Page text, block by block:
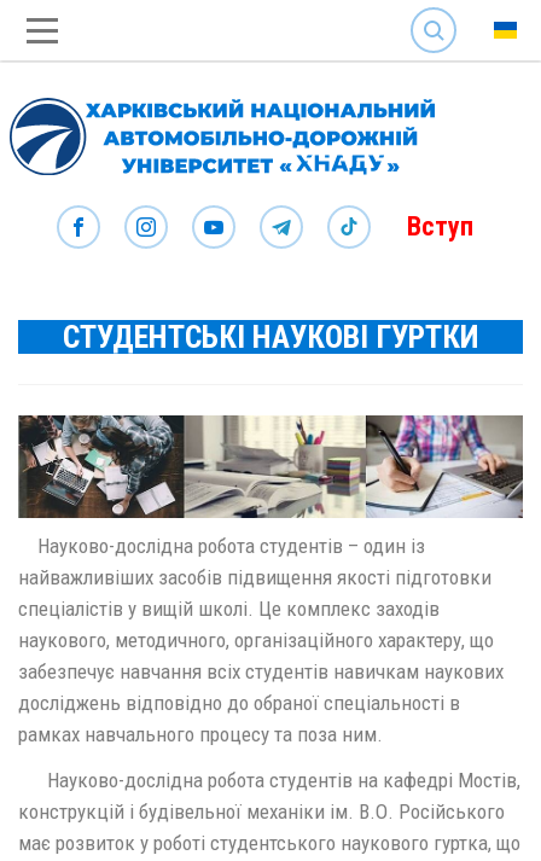
SEARCH
Вступ
СТУДЕНТСЬКІ НАУКОВІ ГУРТКИ
Науково-дослідна робота студентів – один із
найважливіших засобів підвищення якості підготовки
спеціалістів у вищій школі. Це комплекс заходів
наукового, методичного, організаційного характеру, що
забезпечує навчання всіх студентів навичкам наукових
досліджень відповідно до обраної спеціальності в
рамках навчального процесу та поза ним.
Науково-дослідна робота студентів на кафедрі Мостів,
конструкцій і будівельної механіки ім. В.О. Російського
має розвиток у роботі студентського наукового гуртка, що